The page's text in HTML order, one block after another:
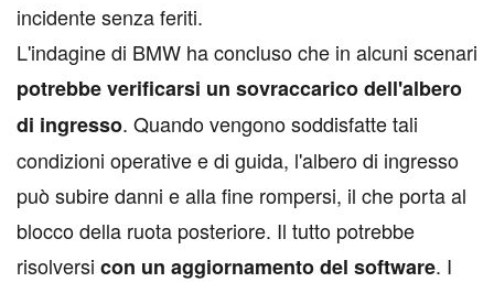
incidente senza feriti.
L'indagine di BMW ha concluso che in alcuni scenari
potrebbe verificarsi un sovraccarico dell'albero
di ingresso. Quando vengono soddisfatte tali
condizioni operative e di guida, l'albero di ingresso
può subire danni e alla fine rompersi, il che porta al
blocco della ruota posteriore. Il tutto potrebbe
risolversi con un aggiornamento del software. I